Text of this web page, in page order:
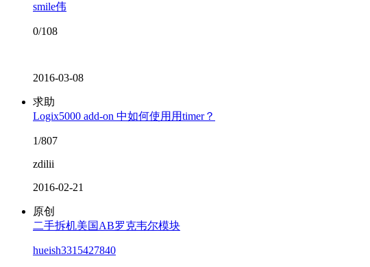
smile伟
0/108
2016-03-08
求助
Logix5000 add-on 中如何使用用timer？
1/807
zdilii
2016-02-21
原创
二手拆机美国AB罗克韦尔模块
hueish3315427840